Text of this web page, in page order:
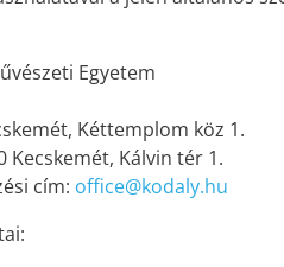
Egyetem
Kéttemplom köz 1.
Kecskemét, Kálvin tér 1.
cím: office@kodaly.hu